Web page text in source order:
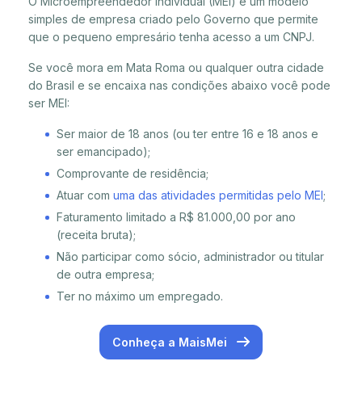
simples de empresa criado pelo Governo que permite
que o pequeno empresário tenha acesso a um CNPJ.
Se você mora em Mata Roma ou qualquer outra cidade
do Brasil e se encaixa nas condições abaixo você pode
ser MEI:
Ser maior de 18 anos (ou ter entre 16 e 18 anos e
ser emancipado);
Comprovante de residência;
Atuar com uma das atividades permitidas pelo MEI;
Faturamento limitado a R$ 81.000,00 por ano
(receita bruta);
Não participar como sócio, administrador ou titular
de outra empresa;
Ter no máximo um empregado.
Conheça a MaisMei